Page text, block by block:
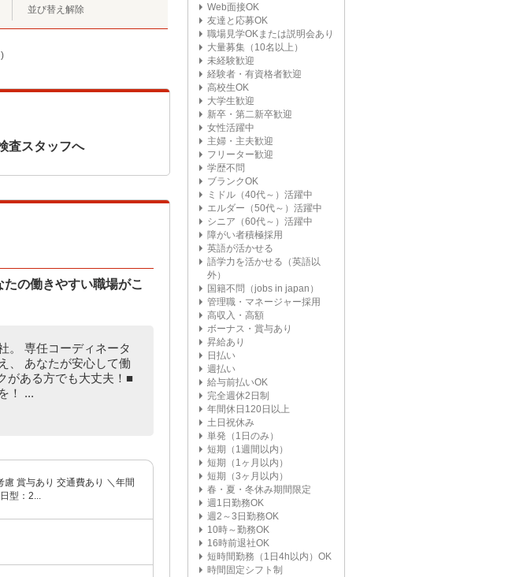
並び替え解除
査スタッフへ
の働きやすい職場がこ
。 専任コーディネータ
、 あなたが安心して働
がある方でも大丈夫！■
！ ...
賞与あり 交通費あり ＼年間
型：2...
Web面接OK
友達と応募OK
職場見学OKまたは説明会あり
大量募集（10名以上）
未経験歓迎
経験者・有資格者歓迎
高校生OK
大学生歓迎
新卒・第二新卒歓迎
女性活躍中
主婦・主夫歓迎
フリーター歓迎
学歴不問
ブランクOK
ミドル（40代～）活躍中
エルダー（50代～）活躍中
シニア（60代～）活躍中
障がい者積極採用
英語が活かせる
語学力を活かせる（英語以
外）
国籍不問（jobs in japan）
管理職・マネージャー採用
高収入・高額
ボーナス・賞与あり
昇給あり
日払い
週払い
給与前払いOK
完全週休2日制
年間休日120日以上
土日祝休み
単発（1日のみ）
短期（1週間以内）
短期（1ヶ月以内）
短期（3ヶ月以内）
春・夏・冬休み期間限定
週1日勤務OK
週2～3日勤務OK
10時～勤務OK
16時前退社OK
短時間勤務（1日4h以内）OK
時間固定シフト制